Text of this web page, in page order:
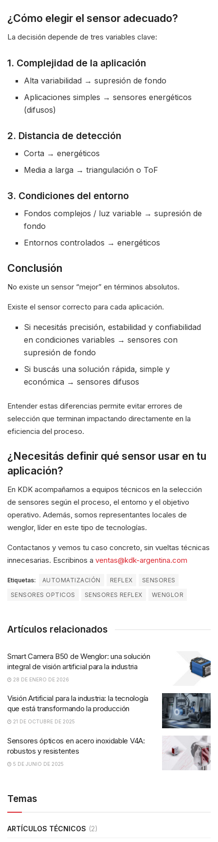
¿Cómo elegir el sensor adecuado?
La decisión depende de tres variables clave:
1. Complejidad de la aplicación
Alta variabilidad → supresión de fondo
Aplicaciones simples → sensores energéticos
(difusos)
2. Distancia de detección
Corta → energéticos
Media a larga → triangulación o ToF
3. Condiciones del entorno
Fondos complejos / luz variable → supresión de
fondo
Entornos controlados → energéticos
Conclusión
No existe un sensor “mejor” en términos absolutos.
Existe el sensor correcto para cada aplicación.
Si necesitás precisión, estabilidad y confiabilidad
en condiciones variables → sensores con
supresión de fondo
Si buscás una solución rápida, simple y
económica → sensores difusos
Entender estas diferencias permite evitar errores de
selección que terminan impactando directamente en la
eficiencia del proceso.
¿Necesitás definir qué sensor usar en tu
aplicación?
En KDK acompañamos a equipos técnicos en la selección
de sensores según el proceso, el entorno y el objetivo
operativo. Además, somos representantes locales de
wenglor, líder en este tipo de tecnologías.
Contactanos y vemos tu caso concreto, sin vueltas técnicas
innecesarias. Escribinos a ventas@kdk-argentina.com
Etiquetas: AUTOMATIZACIÓN REFLEX
SENSORES
SENSORES OPTICOS
SENSORES REFLEX WENGLOR
Artículos relacionados
Smart Camera B50 de Wenglor: una solución
integral de visión artificial para la industria
28 DE ENERO DE 2026
Visión Artificial para la industria: la tecnología
que está transformando la producción
21 DE OCTUBRE DE 2025
Sensores ópticos en acero inoxidable V4A:
robustos y resistentes
5 DE JUNIO DE 2025
Temas
ARTÍCULOS TÉCNICOS (2)